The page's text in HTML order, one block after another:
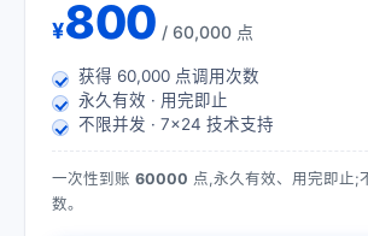
¥800 / 60,000 点
获得 60,000 点调用次数
永久有效 · 用完即止
不限并发 · 7×24 技术支持
一次性到账 60000 点,永久有效、用完即止;
数。